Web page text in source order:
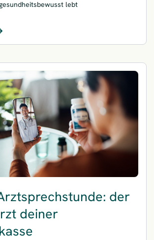
lebt
der
deiner